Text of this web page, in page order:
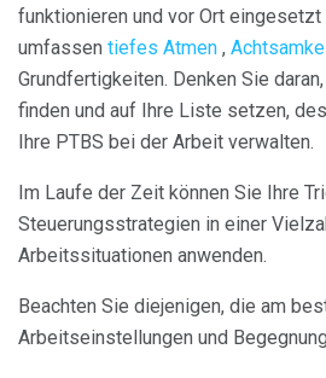
funktionieren und vor Ort eingesetzt
umfassen tiefes Atmen ,
Grundfertigkeiten. Denken Sie
finden und auf Ihre Liste setzen,
Ihre PTBS bei der Arbeit verwalten.
Im Laufe der Zeit können Sie Ihre
Steuerungsstrategien in einer
Arbeitssituationen anwenden.
Beachten Sie diejenigen, die am
Arbeitseinstellungen und